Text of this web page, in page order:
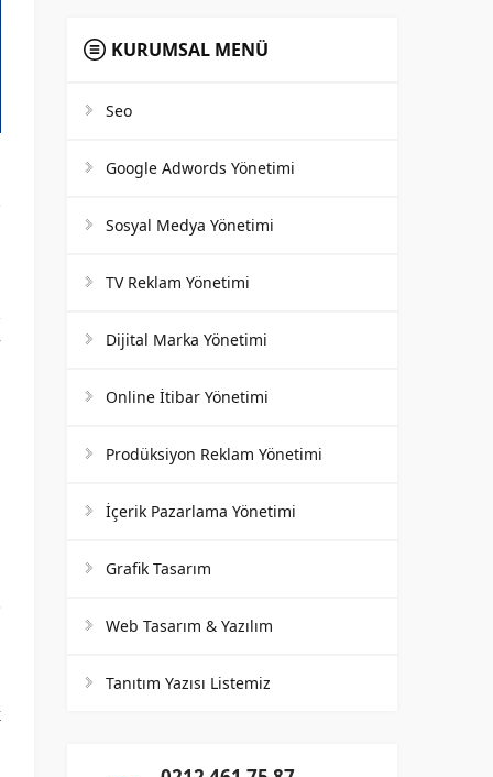
KURUMSAL MENÜ
Seo
Google Adwords Yönetimi
Sosyal Medya Yönetimi
TV Reklam Yönetimi
Dijital Marka Yönetimi
Online İtibar Yönetimi
Prodüksiyon Reklam Yönetimi
İçerik Pazarlama Yönetimi
Grafik Tasarım
Web Tasarım & Yazılım
Tanıtım Yazısı Listemiz